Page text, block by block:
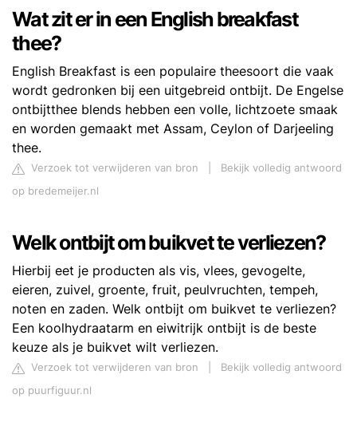
Wat zit er in een English breakfast
thee?
English Breakfast is een populaire theesoort die vaak
wordt gedronken bij een uitgebreid ontbijt. De Engelse
ontbijtthee blends hebben een volle, lichtzoete smaak
en worden gemaakt met Assam, Ceylon of Darjeeling
thee.
Verzoek tot verwijderen van bron
Bekijk volledig antwoord
op bredemeijer.nl
Welk ontbijt om buikvet te verliezen?
Hierbij eet je producten als vis, vlees, gevogelte,
eieren, zuivel, groente, fruit, peulvruchten, tempeh,
noten en zaden. Welk ontbijt om buikvet te verliezen?
Een koolhydraatarm en eiwitrijk ontbijt is de beste
keuze als je buikvet wilt verliezen.
Verzoek tot verwijderen van bron
Bekijk volledig antwoord
op puurfiguur.nl